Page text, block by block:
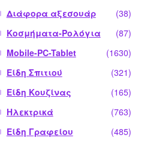
Διάφορα αξεσουάρ
(38)
Κοσμήματα-Ρολόγια
(87)
Mobile-PC-Tablet
(1630)
Είδη Σπιτιού
(321)
Είδη Κουζίνας
(165)
Ηλεκτρικά
(763)
Είδη Γραφείου
(485)